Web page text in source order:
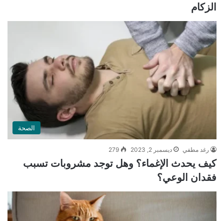
الزكام
الصحة
رغد مطفي ديسمبر 2, 2023 279
كيف يحدث الإغماء؟ وهل توجد مشروبات تسبب
فقدان الوعي؟